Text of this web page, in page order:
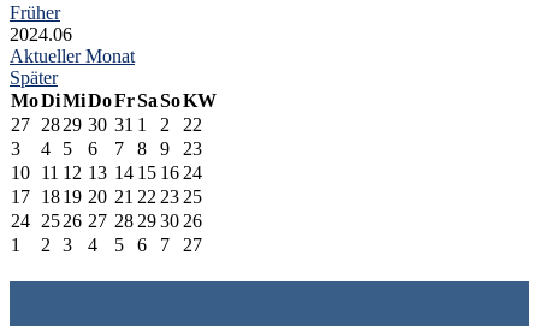
Früher
2024.06
Aktueller Monat
Später
MoDiMiDoFrSaSoKW
27 2829 30 31 1 2
22
3
4 5 6 7 8 9
23
10 11 12 13 14 15 16 24
17 1819 20 21 22 23 25
24 2526 27 28 2930 26
1
2 3 4 5 6 7 27